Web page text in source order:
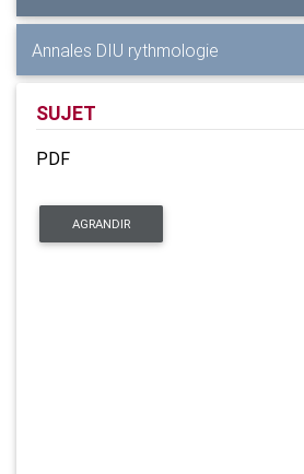
Annales DIU rythmologie
SUJET
PDF
AGRANDIR